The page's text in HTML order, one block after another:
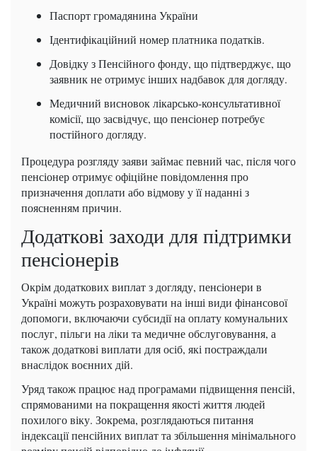
Паспорт громадянина України
Ідентифікаційний номер платника податків.
Довідку з Пенсійного фонду, що підтверджує, що
заявник не отримує інших надбавок для догляду.
Медичний висновок лікарсько-консультативної
комісії, що засвідчує, що пенсіонер потребує
постійного догляду.
Процедура розгляду заяви займає певний час, після чого
пенсіонер отримує офіційне повідомлення про
призначення доплати або відмову у її наданні з
поясненням причин.
Додаткові заходи для підтримки
пенсіонерів
Окрім додаткових виплат з догляду, пенсіонери в
Україні можуть розраховувати на інші види фінансової
допомоги, включаючи субсидії на оплату комунальних
послуг, пільги на ліки та медичне обслуговування, а
також додаткові виплати для осіб, які постраждали
внаслідок воєнних дій.
Уряд також працює над програмами підвищення пенсій,
спрямованими на покращення якості життя людей
похилого віку. Зокрема, розглядаються питання
індексації пенсійних виплат та збільшення мінімального